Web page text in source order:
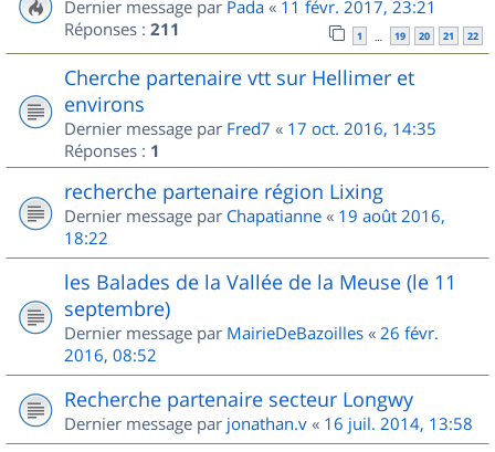
Dernier message par Pada « 11 févr. 2017, 23:21
Réponses : 211 1 … 19 20 21 22
Cherche partenaire vtt sur Hellimer et
environs
Dernier message par Fred7 « 17 oct. 2016, 14:35
Réponses : 1
recherche partenaire région Lixing
Dernier message par Chapatianne « 19 août 2016,
18:22
les Balades de la Vallée de la Meuse (le 11
septembre)
Dernier message par MairieDeBazoilles « 26 févr.
2016, 08:52
Recherche partenaire secteur Longwy
Dernier message par jonathan.v « 16 juil. 2014, 13:58